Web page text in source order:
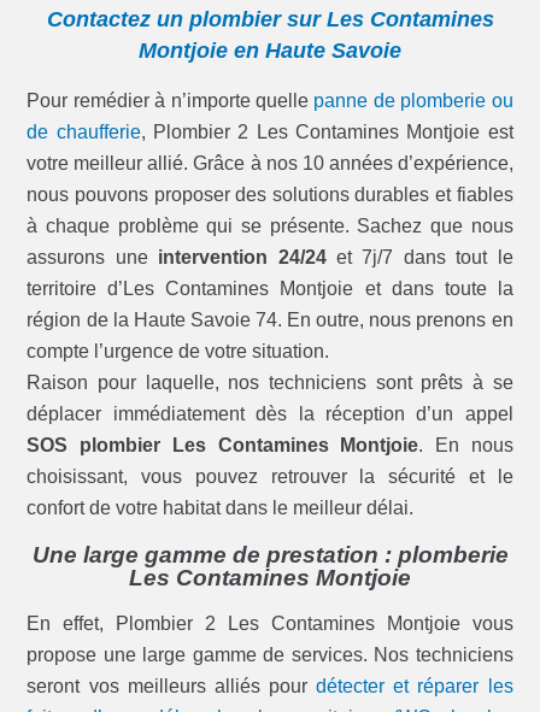
Contactez un plombier sur Les Contamines
Montjoie en Haute Savoie
Pour remédier à n’importe quelle panne de plomberie ou
de chaufferie, Plombier 2 Les Contamines Montjoie est
votre meilleur allié. Grâce à nos 10 années d’expérience,
nous pouvons proposer des solutions durables et fiables
à chaque problème qui se présente. Sachez que nous
assurons une intervention 24/24et 7j/7 dans tout le
territoire d’Les Contamines Montjoie et dans toute la
région de la Haute Savoie 74. En outre, nous prenons en
compte l’urgence de votre situation.
Raison pour laquelle, nos techniciens sont prêts à se
déplacer immédiatement dès la réception d’un appel
SOS plombier Les Contamines Montjoie. En nous
choisissant, vous pouvez retrouver la sécurité et le
confort de votre habitat dans le meilleur délai.
Une large gamme de prestation : plomberie
Les Contamines Montjoie
En effet, Plombier 2 Les Contamines Montjoie vous
propose une large gamme de services. Nos techniciens
seront vos meilleurs alliés pourdétecter et réparer les